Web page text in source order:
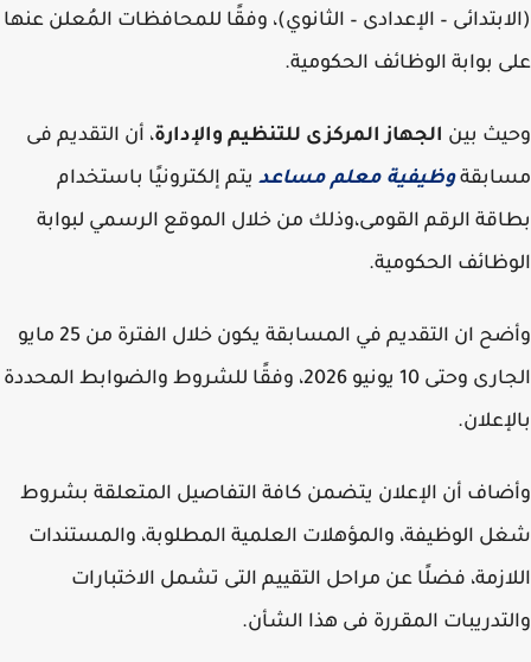
– الإعدادى – الثانوي)، وفقًا للمحافظات المُعلن عنها
بوابة الوظائف الحكومية.
بينالجهاز المركزى للتنظيم والإدارة، أن التقديم فى
وظيفية معلم مساعديتم إلكترونيًا باستخدام
الرقم القومى،وذلك من خلال الموقع الرسمي لبوابة
الحكومية.
وأضح ان التقديم في المسابقة يكون خلال الفترة من 25 مايو
الجارى وحتى 10 يونيو 2026، وفقًا للشروط والضوابط المحددة
أن الإعلان يتضمن كافة التفاصيل المتعلقة بشروط
الوظيفة، والمؤهلات العلمية المطلوبة، والمستندات
فضلًا عن مراحل التقييم التى تشمل الاختبارات
المقررة فى هذا الشأن.